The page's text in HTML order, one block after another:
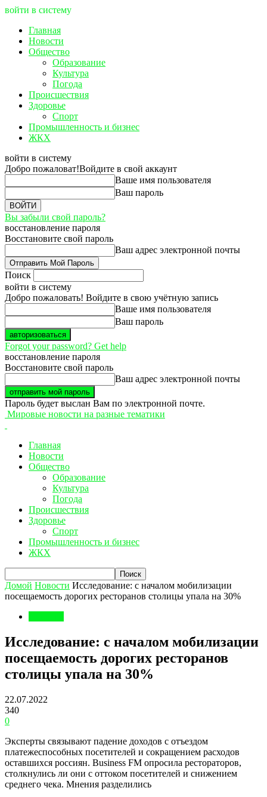
войти в систему
Главная
Новости
Общество
Образование
Культура
Погода
Происшествия
Здоровье
Спорт
Промышленность и бизнес
ЖКХ
войти в систему
Добро пожаловат!Войдите в свой аккаунт
Ваше имя пользователя
Ваш пароль
Вы забыли свой пароль?
восстановление пароля
Восстановите свой пароль
Ваш адрес электронной почты
Поиск
войти в систему
Добро пожаловать! Войдите в свою учётную запись
Ваше имя пользователя
Ваш пароль
Forgot your password? Get help
восстановление пароля
Восстановите свой пароль
Ваш адрес электронной почты
Пароль будет выслан Вам по электронной почте.
Мировые новости на разные тематики
Главная
Новости
Общество
Образование
Культура
Погода
Происшествия
Здоровье
Спорт
Промышленность и бизнес
ЖКХ
Домой Новости Исследование: с началом мобилизации
посещаемость дорогих ресторанов столицы упала на 30%
Исследование: с началом мобилизации
посещаемость дорогих ресторанов
столицы упала на 30%
22.07.2022
340
0
Эксперты связывают падение доходов с отъездом
платежеспособных посетителей и сокращением расходов
оставшихся россиян. Business FM опросила рестораторов,
столкнулись ли они с оттоком посетителей и снижением
среднего чека. Мнения разделились